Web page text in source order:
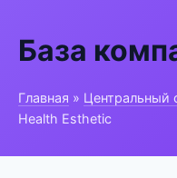
База
Главная » Центральный
Health Esthetic